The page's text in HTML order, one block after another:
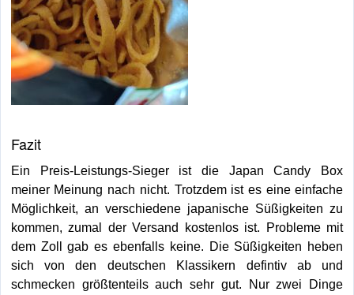
Fazit
Ein Preis-Leistungs-Sieger ist die Japan Candy Box
meiner Meinung nach nicht. Trotzdem ist es eine einfache
Möglichkeit, an verschiedene japanische Süßigkeiten zu
kommen, zumal der Versand kostenlos ist. Probleme mit
dem Zoll gab es ebenfalls keine. Die Süßigkeiten heben
sich von den deutschen Klassikern defintiv ab und
schmecken größtenteils auch sehr gut. Nur zwei Dinge